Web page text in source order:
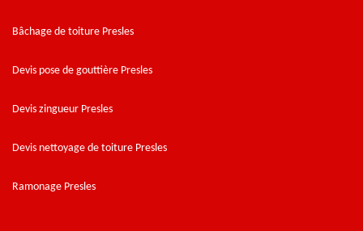
Bâchage de toiture Presles
Devis pose de gouttière Presles
Devis zingueur Presles
Devis nettoyage de toiture Presles
Ramonage Presles